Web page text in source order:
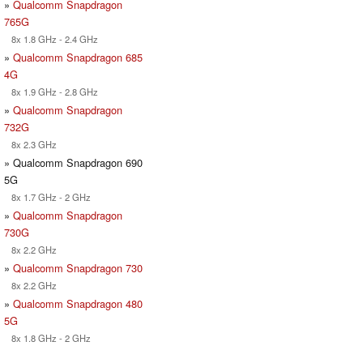
» Qualcomm Snapdragon
765G
8x 1.8 GHz - 2.4 GHz
» Qualcomm Snapdragon 685
4G
8x 1.9 GHz - 2.8 GHz
» Qualcomm Snapdragon
732G
8x 2.3 GHz
» Qualcomm Snapdragon 690
5G
8x 1.7 GHz - 2 GHz
» Qualcomm Snapdragon
730G
8x 2.2 GHz
» Qualcomm Snapdragon 730
8x 2.2 GHz
» Qualcomm Snapdragon 480
5G
8x 1.8 GHz - 2 GHz